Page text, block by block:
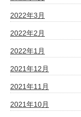
2022年3月
2022年2月
2022年1月
2021年12月
2021年11月
2021年10月